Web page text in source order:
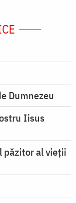
Dumnezeu
Iisus
păzitor al vieții